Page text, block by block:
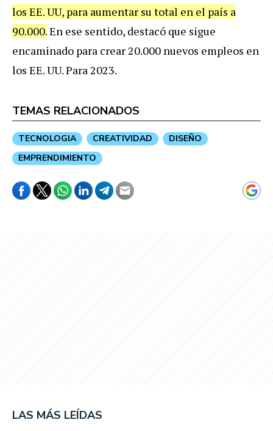
los EE. UU, para aumentar su total en el país a
90.000.En ese sentido, destacó que sigue
encaminado para crear 20.000 nuevos empleos en
los EE. UU. Para 2023.
TEMAS RELACIONADOS
TECNOLOGIA CREATIVIDAD
DISEÑO
EMPRENDIMIENTO
LAS MÁS LEÍDAS